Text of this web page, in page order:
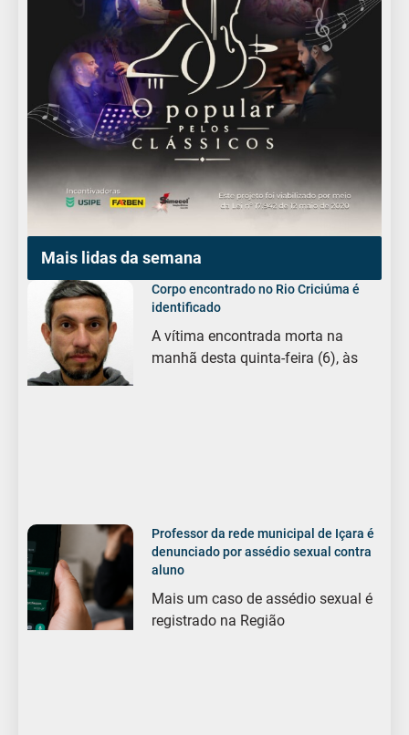
Mais lidas da semana
Corpo encontrado no Rio Criciúma é
identificado
A vítima encontrada morta na
manhã desta quinta-feira (6), às
Professor da rede municipal de Içara é
denunciado por assédio sexual contra
aluno
Mais um caso de assédio sexual é
registrado na Região